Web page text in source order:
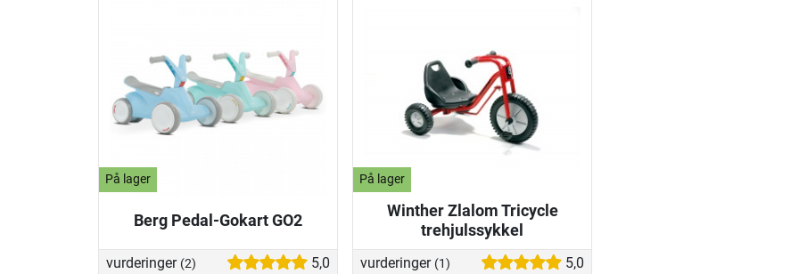
På lager
Berg Pedal-Gokart GO2
vurderinger (2) 5,0
På lager
Winther Zlalom Tricycle
trehjulssykkel
vurderinger (1) 5,0